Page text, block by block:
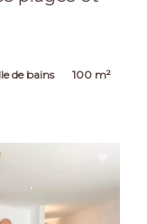
de bains 100 m²